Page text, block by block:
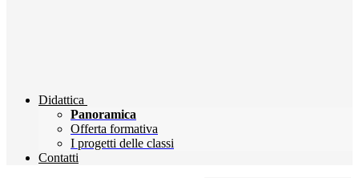
Didattica
Panoramica
Offerta formativa
I progetti delle classi
Contatti